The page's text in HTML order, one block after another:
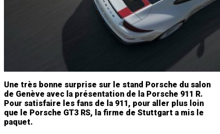
Une très bonne surprise sur le stand Porsche du salon
de Genève avec la présentation de la Porsche 911 R.
Pour satisfaire les fans de la 911, pour aller plus loin
que le Porsche GT3 RS, la firme de Stuttgart a mis le
paquet.